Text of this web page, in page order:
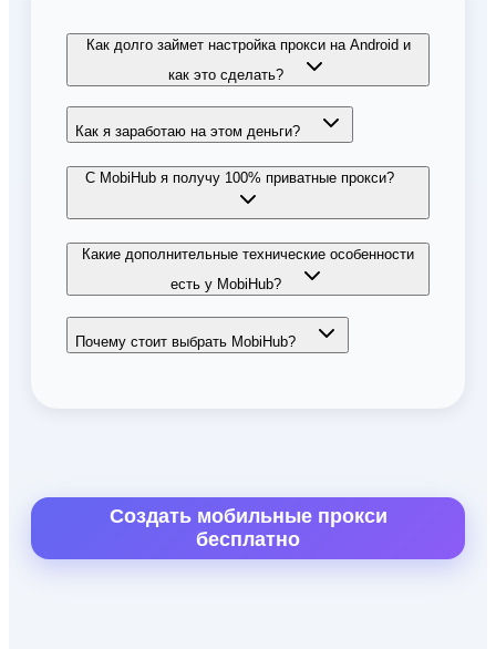
Как долго займет настройка прокси на Android и
как это сделать?
Как я заработаю на этом деньги?
С MobiHub я получу 100% приватные прокси?
Какие дополнительные технические особенности
есть у MobiHub?
Почему стоит выбрать MobiHub?
Создать мобильные прокси
бесплатно